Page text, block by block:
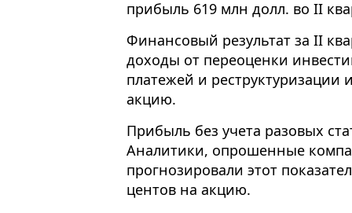
прибыль 619 млн долл. во II
Финансовый результат за II
доходы от переоценки
платежей и реструктуризации
акцию.
Прибыль без учета разовых
Аналитики, опрошенные
прогнозировали этот
центов на акцию.